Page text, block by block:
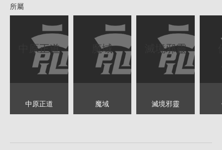
所屬
中原正道
中原正道
魔域
魔域
滅境邪靈
滅境邪靈